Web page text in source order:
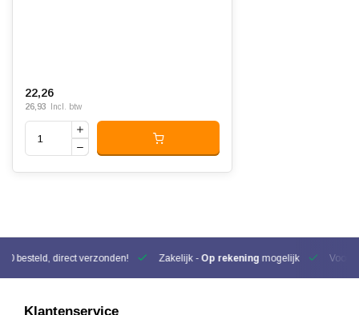
22,26
26,93 Incl. btw
besteld, direct verzonden! Zakelijk - Op rekening mogelijk Voor
Klantenservice